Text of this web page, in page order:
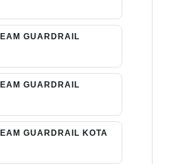
GUARDRAIL
GUARDRAIL
GUARDRAIL KOTA